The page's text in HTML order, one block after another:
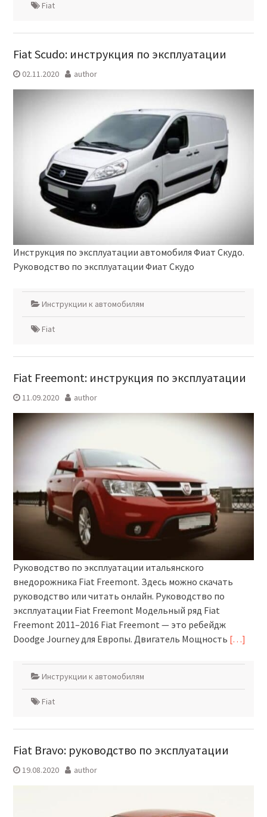
Fiat
Fiat Scudo: инструкция по эксплуатации
02.11.2020 author
Инструкция по эксплуатации автомобиля Фиат Скудо.
Руководство по эксплуатации Фиат Скудо
Инструкции к автомобилям
Fiat
Fiat Freemont: инструкция по эксплуатации
11.09.2020 author
Руководство по эксплуатации итальянского
внедорожника Fiat Freemont. Здесь можно скачать
руководство или читать онлайн. Руководство по
эксплуатации Fiat Freemont Модельный ряд Fiat
Freemont 2011–2016 Fiat Freemont — это ребейдж
Doodge Journey для Европы. Двигатель Мощность […]
Инструкции к автомобилям
Fiat
Fiat Bravo: руководство по эксплуатации
19.08.2020 author